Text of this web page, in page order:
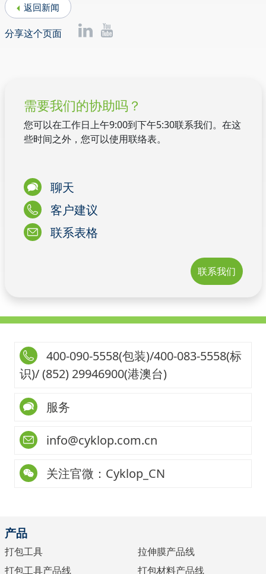
返回新闻
分享这个页面
需要我们的协助吗？
您可以在工作日上午9:00到下午5:30联系我们。在这
些时间之外，您可以使用联络表。
聊天
客户建议
联系表格
联系我们
400-090-5558(包装)/400-083-5558(标
识)/ (852) 29946900(港澳台)
服务
info@cyklop.com.cn
关注官微：Cyklop_CN
产品
打包工具
打包工具产品线
拉伸膜产品线
打包材料产品线